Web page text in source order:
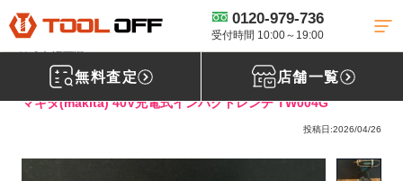
0120-979-736
受付時間 10:00～19:00
無料査定 店舗一覧
工具買取TOP インパクトレンチ買取
マキタ-インパクトレンチ買取
【買取実績】makita 40V充電式インパクトレンチ TW004G［東京都足立区］ツ
マキタ(makita) 40V充電式インパクトレンチ TW004G
投稿日:2026/04/26